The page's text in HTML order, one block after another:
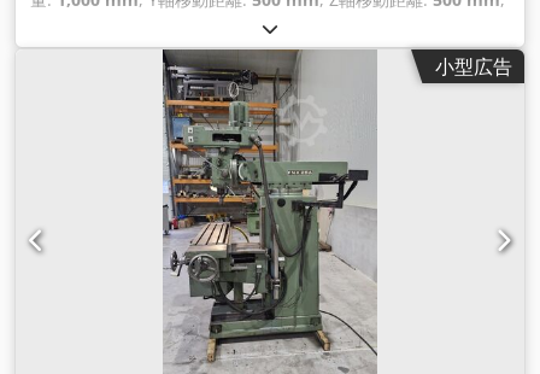
, テーブルの高さ:
小型広告